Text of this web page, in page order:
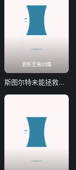
更新至第03集
斯图尔特未能拯救宇宙